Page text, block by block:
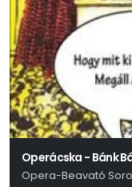
Operácska - Bánk
Opera-Beavató